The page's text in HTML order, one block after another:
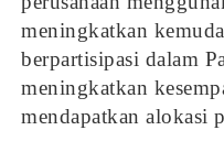
meningkatkan
berpartisipasi dalam
meningkatkan
mendapatkan alokasi